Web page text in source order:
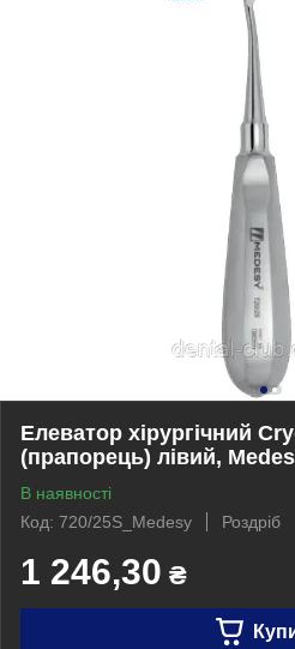
Елеватор хірургічний
(прапорець) лівий,
В наявності
Код: 720/25S_Medesy
Роздріб
1 246,30 ₴